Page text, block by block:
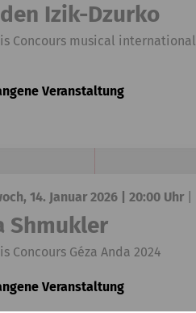
Izik-Dzurko
Concours musical
Veranstaltung
14. Januar 2026 | 20:00 Uhr
Shmukler
Concours Géza Anda 2024
Veranstaltung